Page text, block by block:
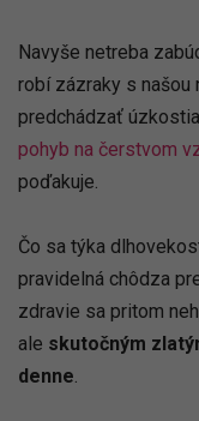
Navyše netreba
robí zázraky s našou
predchádzať
pohyb na čerstvom
poďakuje.
Čo sa týka
pravidelná chôdza
zdravie sa pritom
ale skutočným
denne.